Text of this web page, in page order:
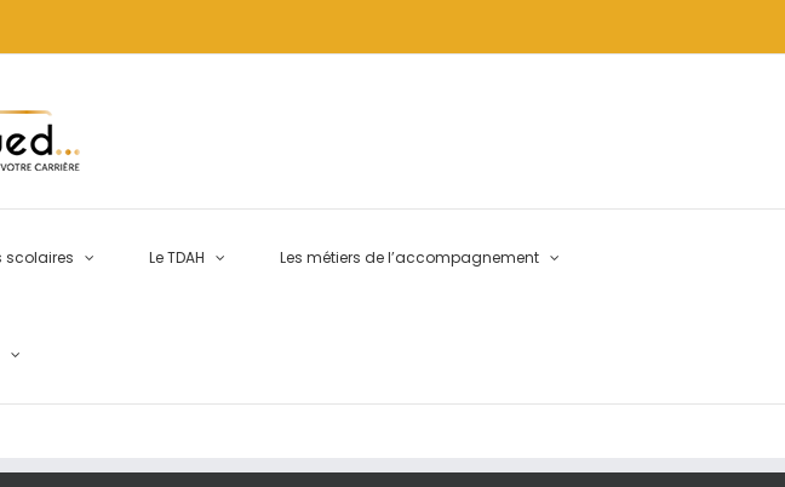
scolaires Le TDAH Les métiers de l’accompagnement